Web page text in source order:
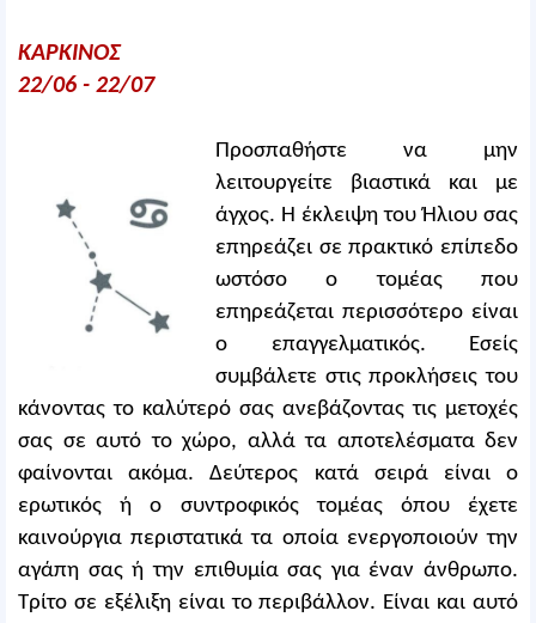
ΚΑΡΚΙΝΟΣ
22/06 - 22/07
Προσπαθήστε να μην
λειτουργείτε βιαστικά και με
άγχος. Η έκλειψη του Ήλιου σας
επηρεάζει σε πρακτικό επίπεδο
ωστόσο ο τομέας που
επηρεάζεται περισσότερο είναι
ο επαγγελματικός. Εσείς
συμβάλετε στις προκλήσεις του
κάνοντας το καλύτερό σας ανεβάζοντας τις μετοχές
σας σε αυτό το χώρο, αλλά τα αποτελέσματα δεν
φαίνονται ακόμα. Δεύτερος κατά σειρά είναι ο
ερωτικός ή ο συντροφικός τομέας όπου έχετε
καινούργια περιστατικά τα οποία ενεργοποιούν την
αγάπη σας ή την επιθυμία σας για έναν άνθρωπο.
Τρίτο σε εξέλιξη είναι το περιβάλλον. Είναι και αυτό